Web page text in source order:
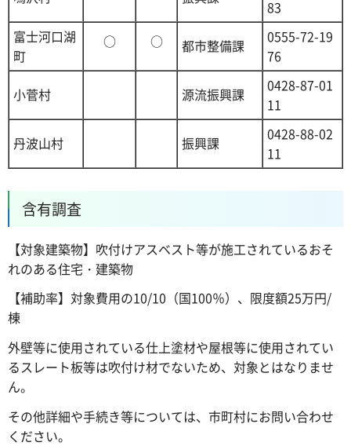
83
富士河口湖
町
○ ○ 都市整備課
0555-72-19
76
小菅村 源流振興課
0428-87-01
11
丹波山村 振興課
0428-88-02
11
含有調査
【対象建築物】吹付けアスベスト等が施工されているおそ
れのある住宅・建築物
【補助率】対象費用の10/10（国100％）、限度額25万円/
棟
外壁等に使用されている仕上塗材や屋根等に使用されてい
るスレート板等は吹付け材でないため、対象とはなりませ
ん。
その他詳細や手続き等については、市町村にお問い合わせ
ください。